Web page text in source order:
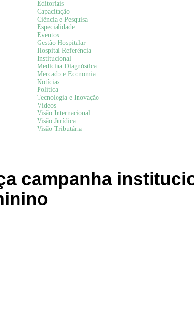
Editoriais
Capacitação
Ciência e Pesquisa
Especialidade
Eventos
Gestão Hospitalar
Hospital Referência
Institucional
Medicina Diagnóstica
Mercado e Economia
Notícias
Política
Tecnologia e Inovação
Vídeos
Visão Internacional
Visão Jurídica
Visão Tributária
campanha